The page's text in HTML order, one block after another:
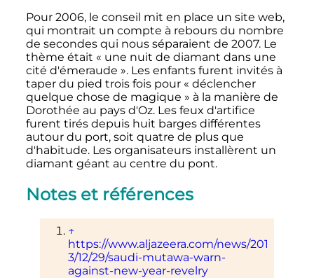
Pour 2006, le conseil mit en place un site web,
qui montrait un compte à rebours du nombre
de secondes qui nous séparaient de 2007. Le
thème était « une nuit de diamant dans une
cité d'émeraude ». Les enfants furent invités à
taper du pied trois fois pour « déclencher
quelque chose de magique » à la manière de
Dorothée au pays d'Oz. Les feux d'artifice
furent tirés depuis huit barges différentes
autour du port, soit quatre de plus que
d'habitude. Les organisateurs installèrent un
diamant géant au centre du pont.
Notes et références
↑
https://www.aljazeera.com/news/201
3/12/29/saudi-mutawa-warn-
against-new-year-revelry